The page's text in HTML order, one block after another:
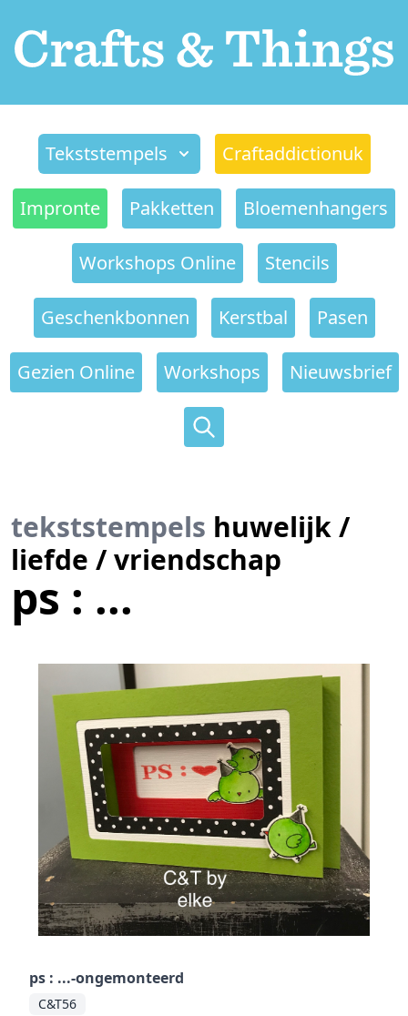
Tekststempels Craftaddictionuk
Impronte Pakketten Bloemenhangers
Workshops Online Stencils
Geschenkbonnen Kerstbal Pasen
Gezien Online Workshops Nieuwsbrief
tekststempels huwelijk /
liefde / vriendschap
ps : ...
ps : ...-ongemonteerd
C&T56